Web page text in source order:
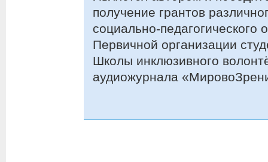
получение грантов
социально-педагогического
Первичной организации
Школы инклюзивного
аудиожурнала